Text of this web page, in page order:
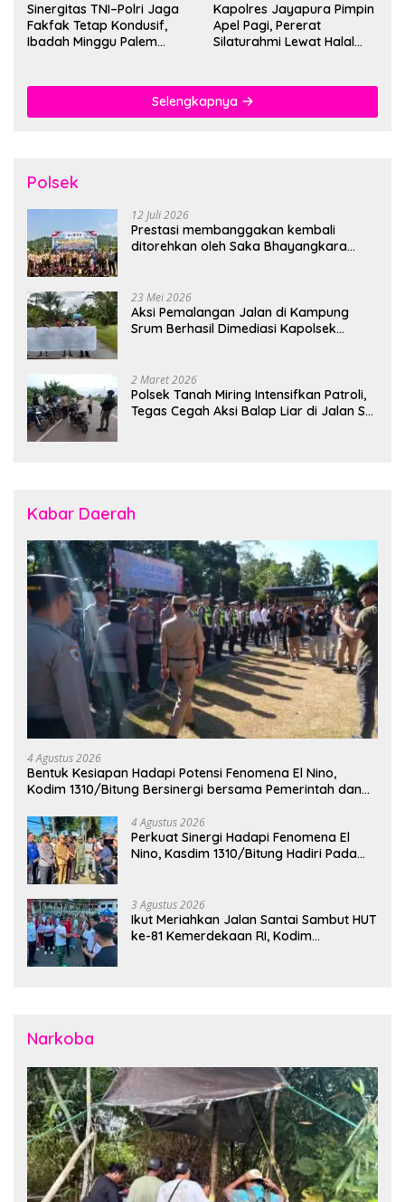
Sinergitas TNI–Polri Jaga
Fakfak Tetap Kondusif,
Ibadah Minggu Palem
Kapolres Jayapura Pimpin
Apel Pagi, Pererat
Silaturahmi Lewat Halal
Selengkapnya
Polsek
12 Juli 2026
Prestasi membanggakan kembali
ditorehkan oleh Saka Bhayangkara
23 Mei 2026
Aksi Pemalangan Jalan di Kampung
Srum Berhasil Dimediasi Kapolsek
2 Maret 2026
Polsek Tanah Miring Intensifkan Patroli,
Tegas Cegah Aksi Balap Liar di Jalan SP
Kabar Daerah
4 Agustus 2026
Bentuk Kesiapan Hadapi Potensi Fenomena El Nino,
Kodim 1310/Bitung Bersinergi bersama Pemerintah dan
Bencana
4 Agustus 2026
Perkuat Sinergi Hadapi Fenomena El
Nino, Kasdim 1310/Bitung Hadiri Pada
3 Agustus 2026
Ikut Meriahkan Jalan Santai Sambut HUT
ke-81 Kemerdekaan RI, Kodim
Narkoba